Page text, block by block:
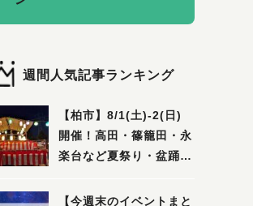
週間人気記事ランキング
【柏市】8/1(土)‐2(日)
開催！高田・篠籠田・永
楽台など夏祭り・盆踊り
【今週末のイベントまと